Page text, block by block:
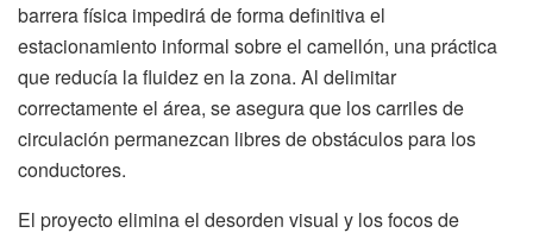
barrera física impedirá de forma definitiva el
estacionamiento informal sobre el camellón, una práctica
que reducía la fluidez en la zona. Al delimitar
correctamente el área, se asegura que los carriles de
circulación permanezcan libres de obstáculos para los
conductores.
El proyecto elimina el desorden visual y los focos de